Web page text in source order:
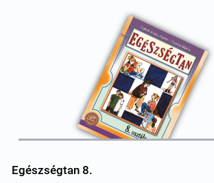
Egészségtan 8.